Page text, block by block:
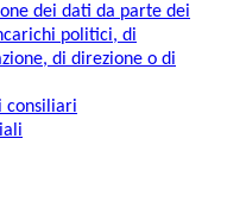
dei dati da parte dei
politici, di
di direzione o di
consiliari